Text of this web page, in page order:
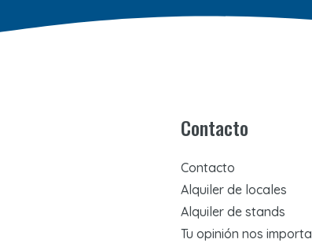
Contacto
Contacto
Alquiler de locales
Alquiler de stands
Tu opinión nos importa